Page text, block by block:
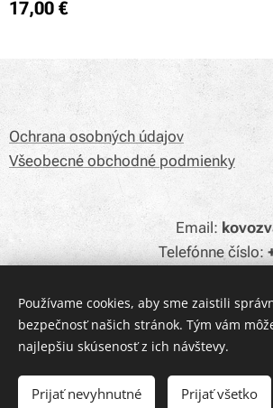
17,00 €
Do košíka
Ochrana osobných údajov
Všeobecné obchodné podmienky
Email:
Telefónne číslo:
Cookies
Používame cookies, aby sme zaistili
bezpečnosť našich stránok. Tým vám
najlepšiu skúsenosť z ich návštevy.
Prijať nevyhnutné Prijať všetko